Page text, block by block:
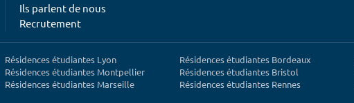
Ils parlent de nous
Recrutement
Résidences étudiantes Lyon
Résidences étudiantes Montpellier
Résidences étudiantes Marseille
Résidences étudiantes Bordeaux
Résidences étudiantes Bristol
Résidences étudiantes Rennes